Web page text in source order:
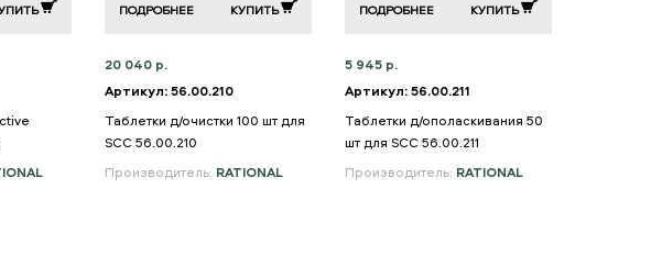
ПОДРОБНЕЕ КУПИТЬ
20 040 р.
Артикул: 56.00.210
Таблетки д/очистки 100 шт для
SCC 56.00.210
Производитель: RATIONAL
ПОДРОБНЕЕ КУПИТЬ
5 945 р.
Артикул: 56.00.211
Таблетки д/ополаскивания 50
шт для SCC 56.00.211
Производитель: RATIONAL